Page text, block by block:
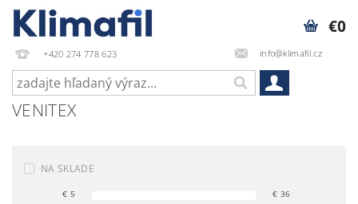
+420 274 778 623 info@klimafil.cz
€0
VENITEX
NA SKLADE
€5 € 36